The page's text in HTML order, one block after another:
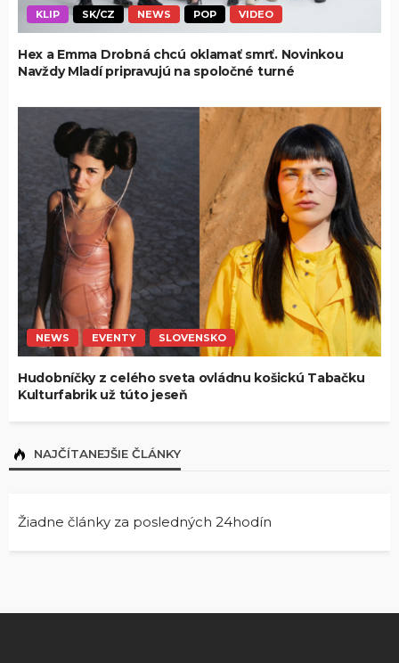
KLIP SK/CZ NEWS POP VIDEO
Hex a Emma Drobná chcú oklamať smrť. Novinkou
Navždy Mladí pripravujú na spoločné turné
NEWS EVENTY SLOVENSKO
Hudobníčky z celého sveta ovládnu košickú Tabačku
Kulturfabrik už túto jeseň
NAJČÍTANEJŠIE ČLÁNKY
Žiadne články za posledných 24hodín